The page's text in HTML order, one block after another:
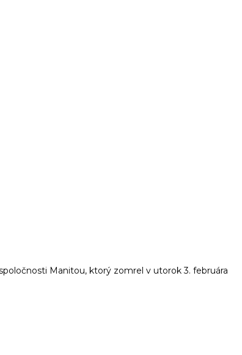
Manitou, ktorý zomrel v utorok 3. februára